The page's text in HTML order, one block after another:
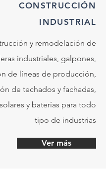
CONSTRUCCIÓN
INDUSTRIAL
y remodelación de
industriales, galpones,
de líneas de producción,
de techados y fachadas,
y baterías para todo
tipo de industrias
Ver más